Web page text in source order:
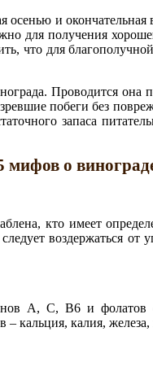
осенью и
для получения
что для
Проводится она
побеги без
запаса
мифов о
кто имеет
воздержаться от
А, С, В6 и фолатов
кальция, калия,